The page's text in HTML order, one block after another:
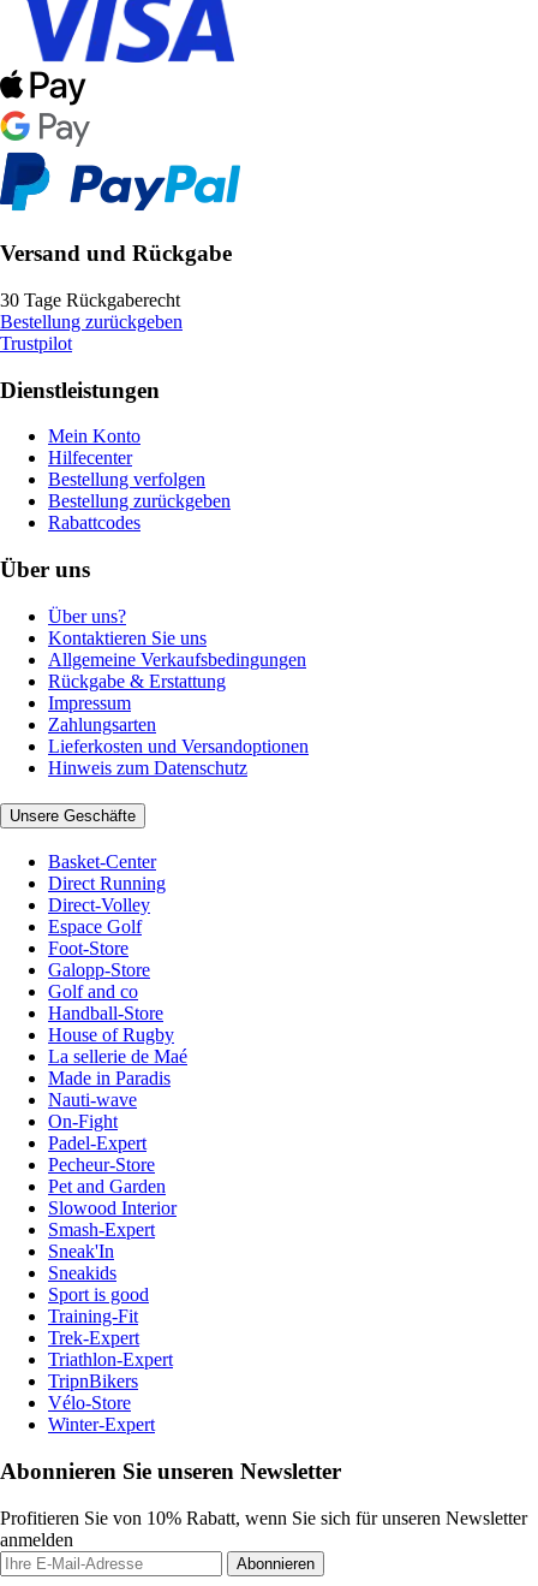
Versand und Rückgabe
30 Tage Rückgaberecht
Bestellung zurückgeben
Trustpilot
Dienstleistungen
Mein Konto
Hilfecenter
Bestellung verfolgen
Bestellung zurückgeben
Rabattcodes
Über uns
Über uns?
Kontaktieren Sie uns
Allgemeine Verkaufsbedingungen
Rückgabe & Erstattung
Impressum
Zahlungsarten
Lieferkosten und Versandoptionen
Hinweis zum Datenschutz
Unsere Geschäfte
Basket-Center
Direct Running
Direct-Volley
Espace Golf
Foot-Store
Galopp-Store
Golf and co
Handball-Store
House of Rugby
La sellerie de Maé
Made in Paradis
Nauti-wave
On-Fight
Padel-Expert
Pecheur-Store
Pet and Garden
Slowood Interior
Smash-Expert
Sneak'In
Sneakids
Sport is good
Training-Fit
Trek-Expert
Triathlon-Expert
TripnBikers
Vélo-Store
Winter-Expert
Abonnieren Sie unseren Newsletter
Profitieren Sie von 10% Rabatt, wenn Sie sich für unseren Newsletter
anmelden
Abonnieren